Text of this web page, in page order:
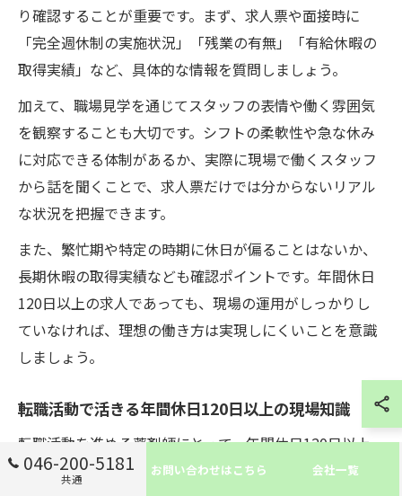
り確認することが重要です。まず、求人票や面接時に
「完全週休制の実施状況」「残業の有無」「有給休暇の
取得実績」など、具体的な情報を質問しましょう。
加えて、職場見学を通じてスタッフの表情や働く雰囲気
を観察することも大切です。シフトの柔軟性や急な休み
に対応できる体制があるか、実際に現場で働くスタッフ
から話を聞くことで、求人票だけでは分からないリアル
な状況を把握できます。
また、繁忙期や特定の時期に休日が偏ることはないか、
長期休暇の取得実績なども確認ポイントです。年間休日
120日以上の求人であっても、現場の運用がしっかりし
ていなければ、理想の働き方は実現しにくいことを意識
しましょう。
転職活動で活きる年間休日120日以上の現場知識
転職活動を進める薬剤師にとって、年間休日120日以上
の現場知識は大きな強みとなります。実際の取得状況や
046-200-5181
共通
お問い合わせはこちら 会社一覧